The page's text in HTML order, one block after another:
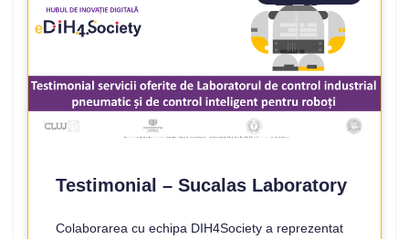
Testimonial – Sucalas Laboratory
Colaborarea cu echipa DIH4Society a reprezentat